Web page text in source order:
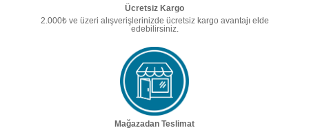
Ücretsiz Kargo
2.000₺ ve üzeri alışverişlerinizde ücretsiz kargo avantajı elde
edebilirsiniz.
Mağazadan Teslimat